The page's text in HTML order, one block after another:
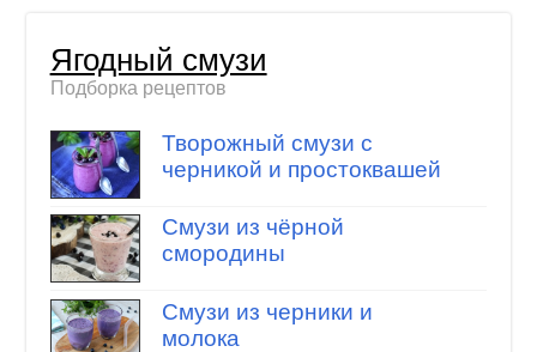
Ягодный смузи
Подборка рецептов
Творожный смузи с
черникой и простоквашей
Смузи из чёрной
смородины
Смузи из черники и
молока